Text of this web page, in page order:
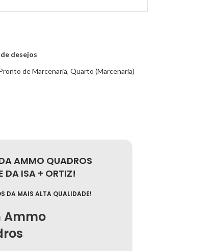
desejos
de Marcenaria, Quarto (Marcenaria)
AMMO QUADROS
DA ISA + ORTIZ!
DA MAIS ALTA QUALIDADE!